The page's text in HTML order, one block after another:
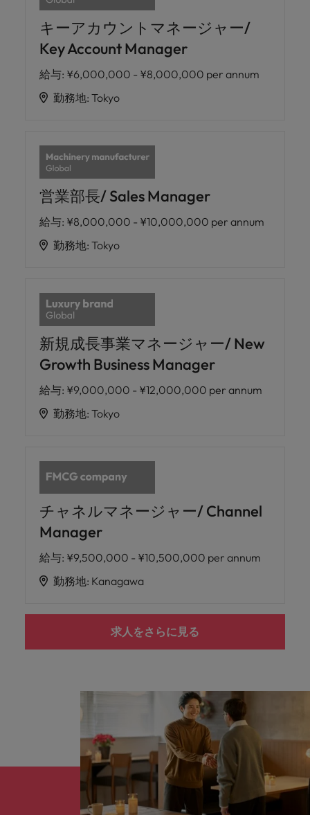
キーアカウントマネージャー/
Key Account Manager
給与: ¥6,000,000 - ¥8,000,000 per annum
勤務地: Tokyo
営業部長/ Sales Manager
給与: ¥8,000,000 - ¥10,000,000 per annum
勤務地: Tokyo
新規成長事業マネージャー/ New
Growth Business Manager
給与: ¥9,000,000 - ¥12,000,000 per annum
勤務地: Tokyo
チャネルマネージャー/ Channel
Manager
給与: ¥9,500,000 - ¥10,500,000 per annum
勤務地: Kanagawa
求人をさらに見る